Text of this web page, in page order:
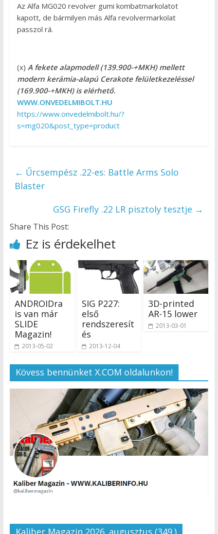
Az Alfa MG020 revolver gumi kombatmarkolatot
kapott, de bármilyen más Alfa revolvermarkolat
passzol rá.
(x) A fekete alapmodell (139.900-+MKH) mellett
modern kerámia-alapú Cerakote felületkezeléssel
(169.900-+MKH) is elérhető.
WWW.ONVEDELMIBOLT.HU
https://www.onvedelmibolt.hu/?
s=mg020&post_type=product
← Űrcsempész .22-es: Battle Arms Solo
Blaster
GSG Firefly .22 LR pisztoly tesztje →
Share This Post:
Ez is érdekelhet
ANDROIDra
is van már
SLIDE
Magazin!
2013-05-02
SIG P227:
első
rendszeresít
és
2013-12-04
3D-printed
AR-15 lower
2013-03-01
Kövess bennünket X.COM oldalunkon!
Kaliber Magazin 2026. augusztus (349.)